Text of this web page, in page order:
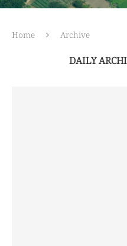
Home Archive
DAILY